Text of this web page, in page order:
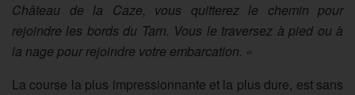
Château de la Caze, vous quitterez le chemin pour
rejoindre les bords du Tarn. Vous le traversez à pied ou à
la nage pour rejoindre votre embarcation. «
La course la plus impressionnante et la plus dure, est sans